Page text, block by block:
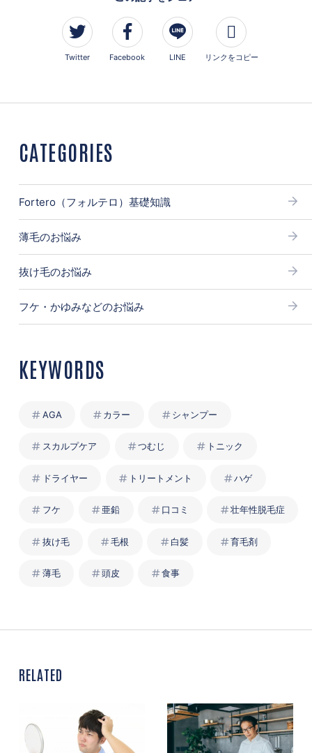
Twitter Facebook LINE リンクをコピー
CATEGORIES
Fortero（フォルテロ）基礎知識
薄毛のお悩み
抜け毛のお悩み
フケ・かゆみなどのお悩み
KEYWORDS
AGA カラー シャンプー
スカルプケア つむじ トニック
ドライヤー トリートメント ハゲ
フケ 亜鉛 口コミ 壮年性脱毛症
抜け毛 毛根 白髪 育毛剤
薄毛 頭皮 食事
RELATED